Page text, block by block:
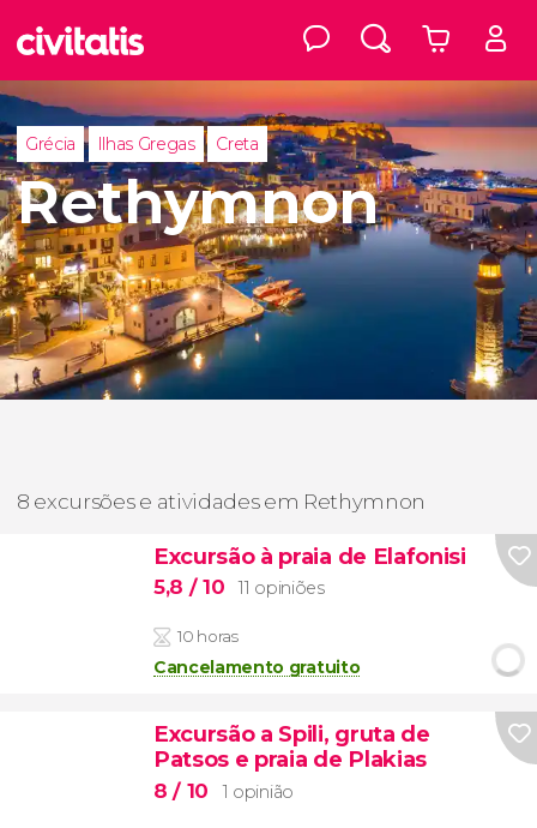
Grécia Ilhas Gregas Creta
Rethymnon
8 excursões e atividades em Rethymnon
Excursão à praia de Elafonisi
5,8 / 10 11 opiniões
10 horas
Cancelamento gratuito
Excursão a Spili, gruta de
Patsos e praia de Plakias
8/ 10 1 opinião